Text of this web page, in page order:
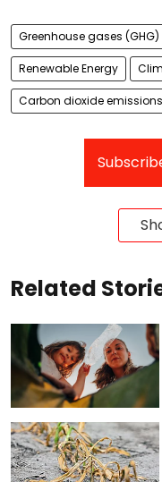
Greenhouse gases (GHG)
Renewable Energy
Carbon dioxide emissions
Related